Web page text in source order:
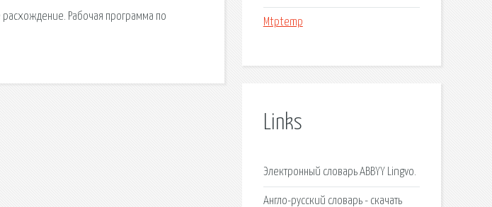
расхождение. Рабочая программа по
Mtptemp
Links
Электронный словарь ABBYY Lingvo.
Англо-русский словарь - скачать